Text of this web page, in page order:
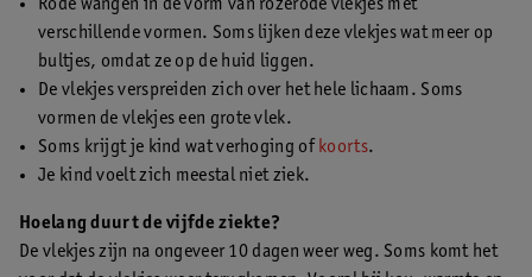
Rode wangen in de vorm van rozerode vlekjes met
verschillende vormen. Soms lijken deze vlekjes wat meer op
bultjes, omdat ze op de huid liggen.
De vlekjes verspreiden zich over het hele lichaam. Soms
vormen de vlekjes een grote vlek.
Soms krijgt je kind wat verhoging of koorts.
Je kind voelt zich meestal niet ziek.
Hoelang duurt de vijfde ziekte?
De vlekjes zijn na ongeveer 10 dagen weer weg. Soms komt het